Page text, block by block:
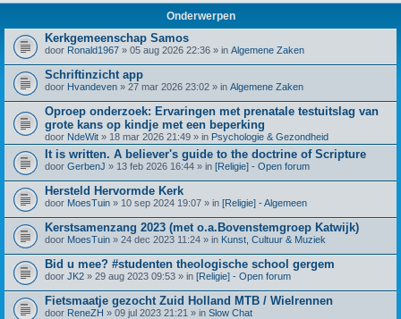
Onderwerpen
Kerkgemeenschap Samos
door Ronald1967 » 05 aug 2026 22:36 » in Algemene Zaken
Schriftinzicht app
door Hvandeven » 27 mar 2026 23:02 » in Algemene Zaken
Oproep onderzoek: Ervaringen met prenatale testuitslag van
grote kans op kindje met een beperking
door NdeWit » 18 mar 2026 21:49 » in Psychologie & Gezondheid
It is written. A believer's guide to the doctrine of Scripture
door GerbenJ » 13 feb 2026 16:44 » in [Religie] - Open forum
Hersteld Hervormde Kerk
door MoesTuin » 10 sep 2024 19:07 » in [Religie] - Algemeen
Kerstsamenzang 2023 (met o.a.Bovenstemgroep Katwijk)
door MoesTuin » 24 dec 2023 11:24 » in Kunst, Cultuur & Muziek
Bid u mee? #studenten theologische school gergem
door JK2 » 29 aug 2023 09:53 » in [Religie] - Open forum
Fietsmaatje gezocht Zuid Holland MTB / Wielrennen
door ReneZH » 09 jul 2023 21:21 » in Slow Chat